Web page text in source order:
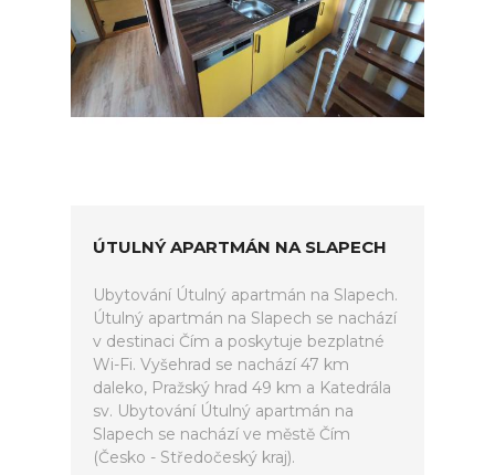
ÚTULNÝ APARTMÁN NA SLAPECH
Ubytování Útulný apartmán na Slapech.
Útulný apartmán na Slapech se nachází
v destinaci Čím a poskytuje bezplatné
Wi-Fi. Vyšehrad se nachází 47 km
daleko, Pražský hrad 49 km a Katedrála
sv. Ubytování Útulný apartmán na
Slapech se nachází ve městě Čím
(Česko - Středočeský kraj).